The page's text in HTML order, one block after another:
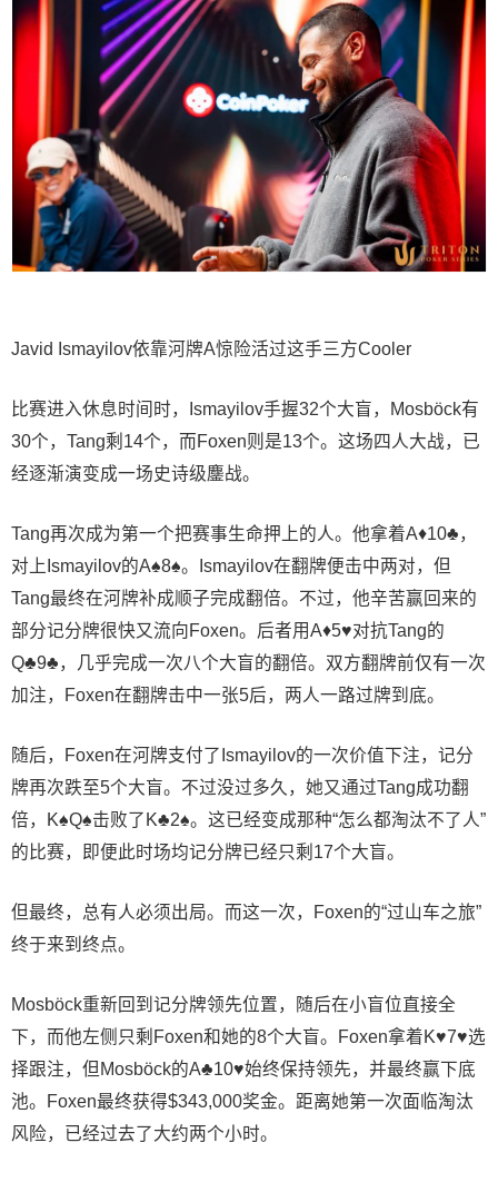
Javid Ismayilov依靠河牌A惊险活过这手三方Cooler
比赛进入休息时间时，Ismayilov手握32个大盲，Mosböck有
30个，Tang剩14个，而Foxen则是13个。这场四人大战，已
经逐渐演变成一场史诗级鏖战。
Tang再次成为第一个把赛事生命押上的人。他拿着A♦10♣，
对上Ismayilov的A♠8♠。Ismayilov在翻牌便击中两对，但
Tang最终在河牌补成顺子完成翻倍。不过，他辛苦赢回来的
部分记分牌很快又流向Foxen。后者用A♦5♥对抗Tang的
Q♣9♣，几乎完成一次八个大盲的翻倍。双方翻牌前仅有一次
加注，Foxen在翻牌击中一张5后，两人一路过牌到底。
随后，Foxen在河牌支付了Ismayilov的一次价值下注，记分
牌再次跌至5个大盲。不过没过多久，她又通过Tang成功翻
倍，K♠Q♠击败了K♣2♠。这已经变成那种“怎么都淘汰不了人”
的比赛，即便此时场均记分牌已经只剩17个大盲。
但最终，总有人必须出局。而这一次，Foxen的“过山车之旅”
终于来到终点。
Mosböck重新回到记分牌领先位置，随后在小盲位直接全
下，而他左侧只剩Foxen和她的8个大盲。Foxen拿着K♥7♥选
择跟注，但Mosböck的A♣10♥始终保持领先，并最终赢下底
池。Foxen最终获得$343,000奖金。距离她第一次面临淘汰
风险，已经过去了大约两个小时。